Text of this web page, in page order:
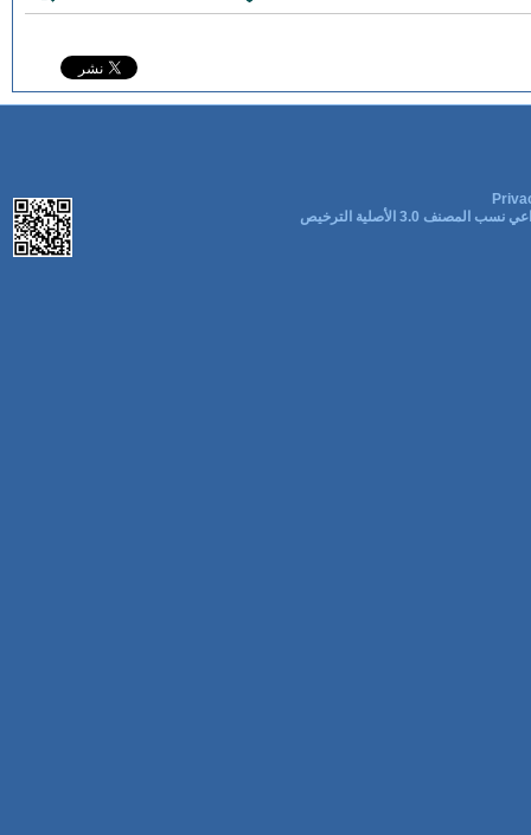
المصنف 3.0 الأصلية الترخيص